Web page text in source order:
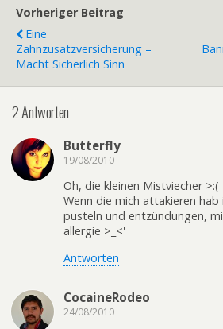
Vorheriger Beitrag
Eine
Zahnzusatzversicherung –
Macht Sicherlich Sinn
2 Antworten
Butterfly
19/08/2010
Oh, die kleinen Mistviecher >:(
Wenn die mich attakieren hab
pusteln und entzündungen,
allergie >_<'
Antworten
CocaineRodeo
24/08/2010